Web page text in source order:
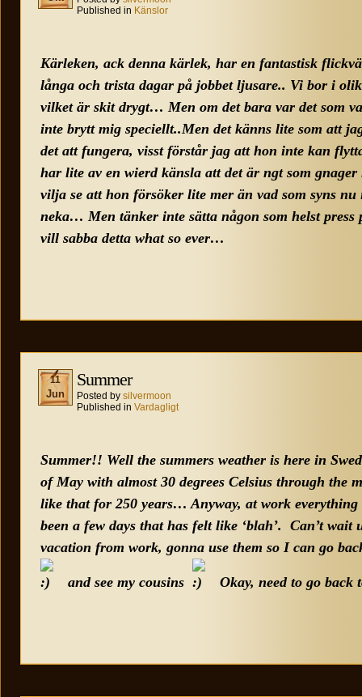
Published in Känslor
Kärleken, ack denna kärlek, har en fantastisk
långa och trista dagar på jobbet ljusare.. Vi bor i
vilket är skit drygt… Men om det bara var det som
inte brytt mig speciellt..Men det känns lite som att
det att fungera, visst förstår jag att hon inte kan
har lite av en wierd känsla att det är ngt som
vilja se att hon försöker lite mer än vad som syns
neka… Men tänker inte sätta någon som helst press
vill sabba detta what so ever…
11
Jun
Summer
Posted by silvermoon
Published in Vardagligt
Summer!! Well the summers weather is here in
of May with almost 30 degrees Celsius through the
like that for 250 years… Anyway, at work everything
been a few days that has felt like ‘blah’. Can’t wait
vacation from work, gonna use them so I can go
and see my cousins Okay, need to go back